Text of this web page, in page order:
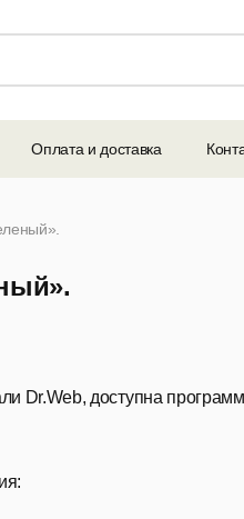
Оплата и доставка
Dr.Web, доступна